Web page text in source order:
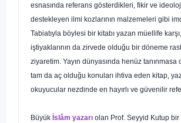
esnasında referans gösterdikleri, fikir ve
destekleyen ilmi kozları­nın malzemeleri gibi
Tabiatıyla böylesi bir kitabı yazan müellife
iştiyaklarının da zirvede olduğu bir döneme
ziyaretim. Yayın dünya­sında henüz tanınmasa
tam da aç olduğu konuları ihtiva eden kitap,
okuyucular nezdinde en hayırlı ve güvenilir
Büyük İslâm yazarı olan Prof. Seyyid Kutup